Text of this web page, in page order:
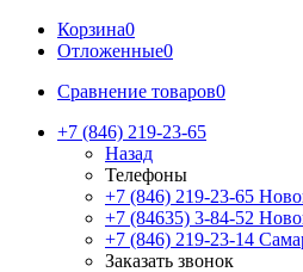
Корзина0
Отложенные0
Сравнение товаров0
+7 (846) 219-23-65
Назад
Телефоны
+7 (846) 219-23-65
+7 (84635) 3-84-52
+7 (846) 219-23-14
Заказать звонок